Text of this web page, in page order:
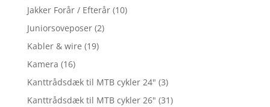
Jakker Forår / Efterår (10)
Juniorsoveposer (2)
Kabler & wire (19)
Kamera (16)
Kanttrådsdæk til MTB cykler 24" (3)
Kanttrådsdæk til MTB cykler 26" (31)